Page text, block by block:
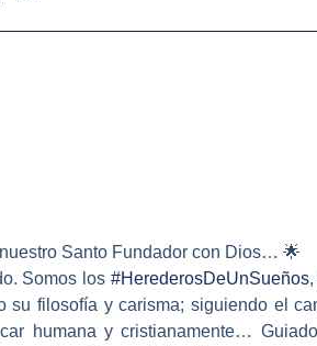
Santo Fundador con Dios… 🌟
Somos los#HerederosDeUnSueños
filosofía y carisma; siguiendo el
humana y cristianamente…